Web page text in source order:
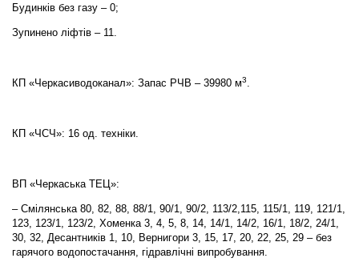
Будинків без газу – 0;
Зупинено ліфтів – 11.
КП «Черкасиводоканал»: Запас РЧВ – 39980 м3.
КП «ЧСЧ»: 16 од. техніки.
ВП «Черкаська ТЕЦ»:
– Смілянська 80, 82, 88, 88/1, 90/1, 90/2, 113/2,115, 115/1, 119, 121/1,
123, 123/1, 123/2, Хоменка 3, 4, 5, 8, 14, 14/1, 14/2, 16/1, 18/2, 24/1,
30, 32, Десантників 1, 10, Вернигори 3, 15, 17, 20, 22, 25, 29 – без
гарячого водопостачання, гідравлічні випробування.